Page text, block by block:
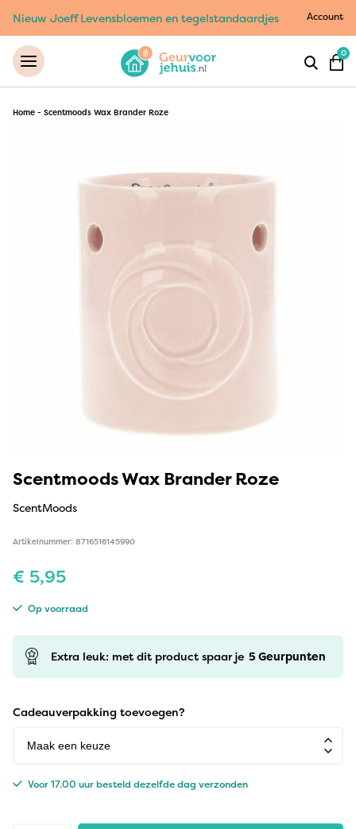
Nieuw Joeff Levensbloemen en tegelstandaardjes Account
0
Home - Scentmoods Wax Brander Roze
Scentmoods Wax Brander Roze
ScentMoods
Artikelnummer: 8716516145990
€ 5,95
Op voorraad
Extra leuk: met dit product spaar je 5Geurpunten
Cadeauverpakking toevoegen?
Voor 17.00 uur besteld dezelfde dag verzonden